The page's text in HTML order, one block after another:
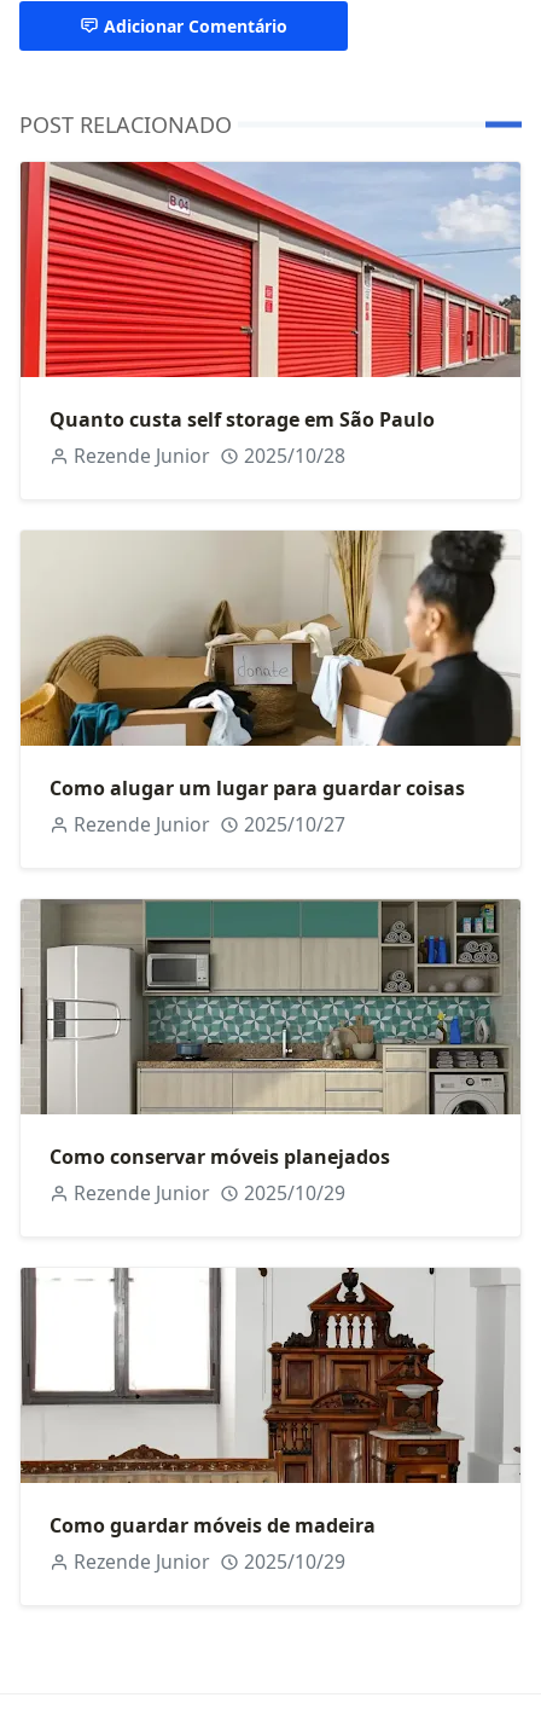
Adicionar Comentário
POST RELACIONADO
Quanto custa self storage em São Paulo
Rezende Junior
2025/10/28
Como alugar um lugar para guardar coisas
Rezende Junior
2025/10/27
Como conservar móveis planejados
Rezende Junior
2025/10/29
Como guardar móveis de madeira
Rezende Junior
2025/10/29